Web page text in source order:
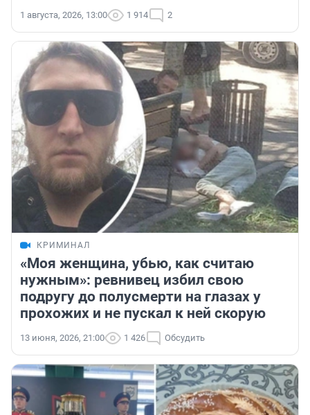
1 августа, 2026, 13:00 1 914 2
КРИМИНАЛ
«Моя женщина, убью, как считаю
нужным»: ревнивец избил свою
подругу до полусмерти на глазах у
прохожих и не пускал к ней скорую
13 июня, 2026, 21:00 1 426 Обсудить